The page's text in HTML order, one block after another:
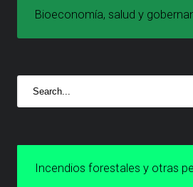
Bioeconomía, salud y
Incendios forestales y otras